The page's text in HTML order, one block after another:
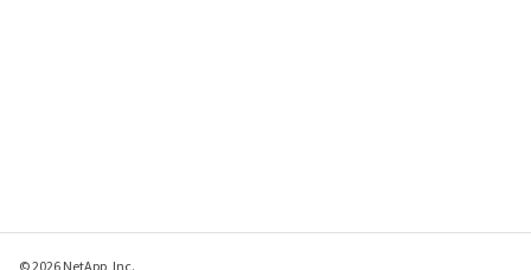
© 2026 NetApp, Inc.